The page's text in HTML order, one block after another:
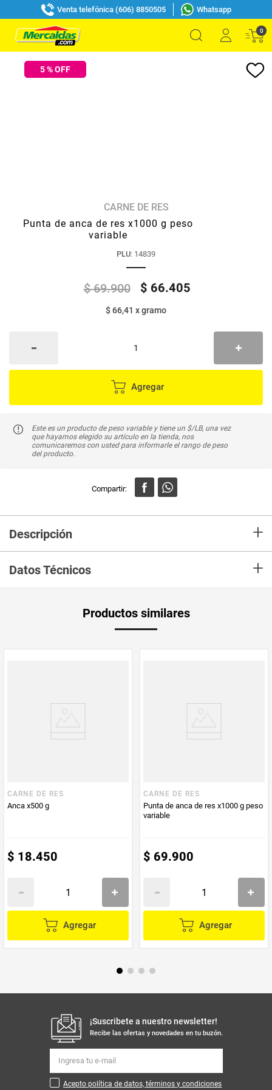
Venta telefónica (606) 8850505 Whatsapp
0
5% OFF
CARNE DE RES
Punta de anca de res x1000 g peso
variable
PLU: 14839
$ 69.900 $ 66.405
$ 66,41 xgramo
Agregar
Este es un producto de peso variable y tiene un $/LB, una vez
que hayamos elegido su artículo en la tienda, nos
comunicaremos con usted para informarle el rango de peso
del producto.
Descripción +
y terneza. Es de las carnes que mejor quedan a la parrilla. Se recomienda
preparar el corte completo para conservar su jugosidad. Ideal para hornear
Datos Técnicos +
Producto (kg)
Productos similares
CARNE DE RES
Anca x500 g
$ 18.450
Agregar
CARNE DE RES
Punta de anca de res x1000 g peso
variable
$ 69.900
Agregar
¡Suscribete a nuestro newsletter!
Recibe las ofertas y novedades en tu buzón.
Acepto política de datos, términos y condiciones